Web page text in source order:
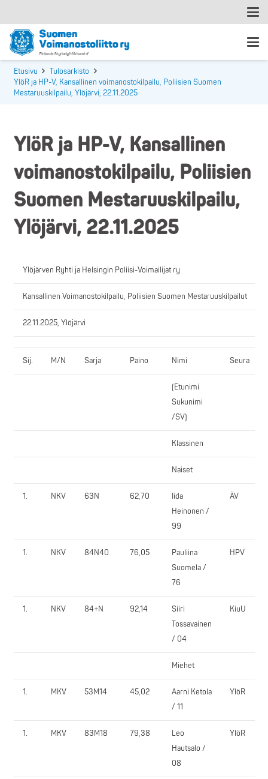
Etusivu
Tulosarkisto
YlöR ja HP-V, Kansallinen voimanostokilpailu, Poliisien Suomen
Mestaruuskilpailu, Ylöjärvi, 22.11.2025
YlöR ja HP-V, Kansallinen
voimanostokilpailu, Poliisien
Suomen Mestaruuskilpailu,
Ylöjärvi, 22.11.2025
Ylöjärven Ryhti ja Helsingin Poliisi-Voimailijat ry
Kansallinen Voimanostokilpailu, Poliisien Suomen Mestaruuskilpailut
22.11.2025, Ylöjärvi
Sij. M/N Sarja Paino Nimi Seura
(Etunimi
Sukunimi
/SV)
Klassinen
Naiset
1. NKV 63N 62,70
Iida
Heinonen /
99
ÄV
1. NKV 84N40 76,05
Pauliina
Suomela /
76
HPV
1. NKV 84+N 92,14
Siiri
Tossavainen
/ 04
KiuU
Miehet
1. MKV 53M14 45,02
Aarni Ketola
/ 11
YlöR
1. MKV 83M18 79,38
Leo
Hautsalo /
08
YlöR